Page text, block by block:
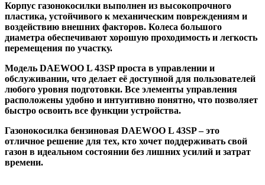
Корпус газонокосилки выполнен из высокопрочного
пластика, устойчивого к механическим повреждениям и
воздействию внешних факторов. Колеса большого
диаметра обеспечивают хорошую проходимость и легкость
перемещения по участку.
Модель DAEWOO L 43SP проста в управлении и
обслуживании, что делает её доступной для пользователей
любого уровня подготовки. Все элементы управления
расположены удобно и интуитивно понятно, что позволяет
быстро освоить все функции устройства.
Газонокосилка бензиновая DAEWOO L 43SP – это
отличное решение для тех, кто хочет поддерживать свой
газон в идеальном состоянии без лишних усилий и затрат
времени.